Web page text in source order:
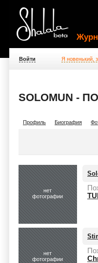
Войти Я новенький,
SOLOMUN -
Профиль Биография
нет
фотографии
нет
фотографии